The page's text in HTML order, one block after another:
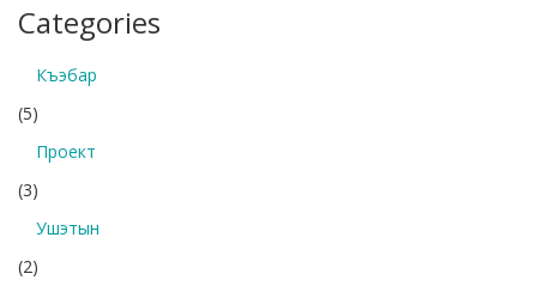
Categories
Къэбар
(5)
Проект
(3)
Ушэтын
(2)